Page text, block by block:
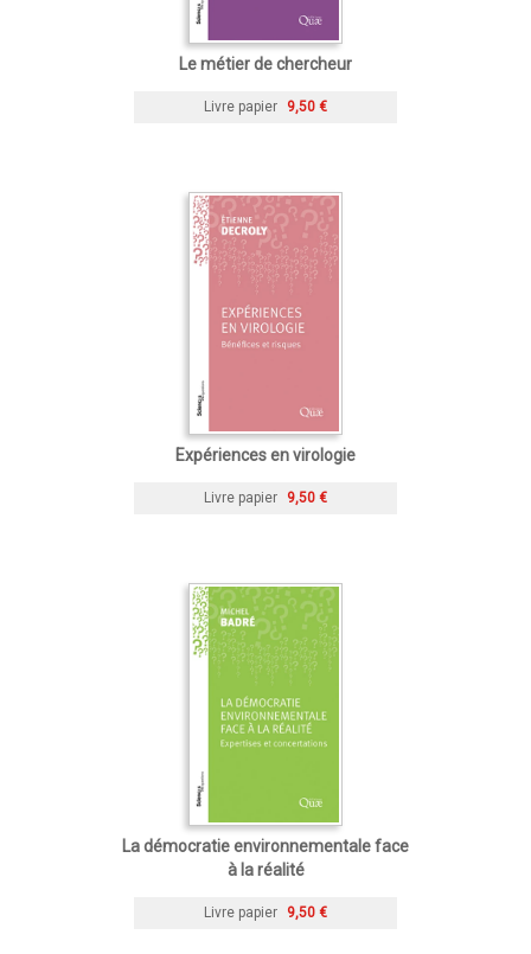
Le métier de chercheur
Livre papier 9,50 €
Expériences en virologie
Livre papier 9,50 €
La démocratie environnementale face
à la réalité
Livre papier 9,50 €